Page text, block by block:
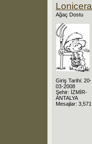
Lonicera
Ağaç Dostu
Giriş Tarihi: 20-
03-2008
Şehir: İZMİR-
ANTALYA
Mesajlar: 3,571